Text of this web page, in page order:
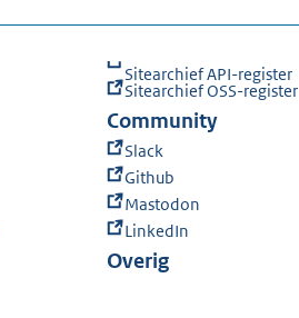
Sitearchief API-register
Sitearchief OSS-register
Community
Slack
Github
Mastodon
LinkedIn
Overig